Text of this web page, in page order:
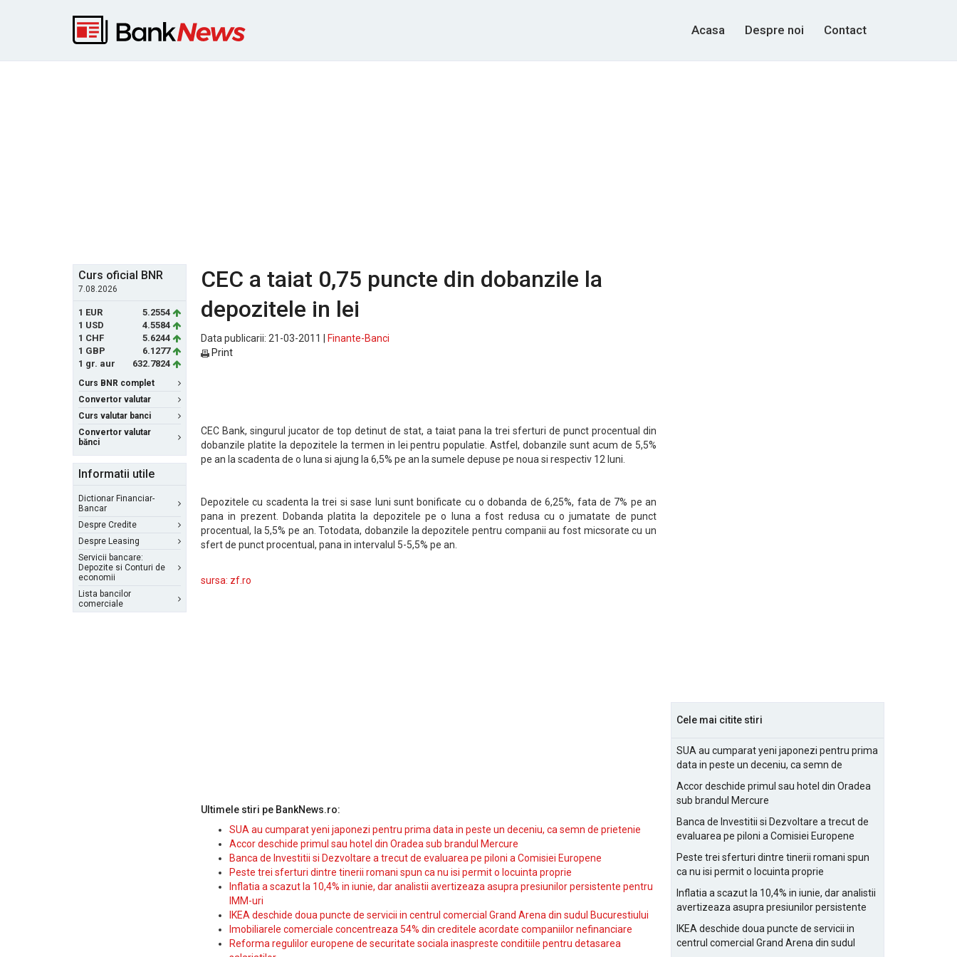
Acasa Despre noi Contact
Curs oficial BNR
7.08.2026
1 EUR
5.2554
1 USD
4.5584
1 CHF
5.6244
1 GBP
6.1277
1 gr. aur
632.7824
Curs BNR complet
Convertor valutar
Curs valutar banci
Convertor valutar
bănci
Informatii utile
Dictionar Financiar-
Bancar
Despre Credite
Despre Leasing
Servicii bancare:
Depozite si Conturi de
economii
Lista bancilor
comerciale
CEC a taiat 0,75 puncte din dobanzile la
depozitele in lei
Data publicarii: 21-03-2011 |
Finante-Banci
Print
CEC Bank, singurul jucator de top detinut de stat, a taiat pana la trei sferturi de punct procentual din
dobanzile platite la depozitele la termen in lei pentru populatie. Astfel, dobanzile sunt acum de 5,5%
pe an la scadenta de o luna si ajung la 6,5% pe an la sumele depuse pe noua si respectiv 12 luni.
Depozitele cu scadenta la trei si sase luni sunt bonificate cu o dobanda de 6,25%, fata de 7% pe an
pana in prezent. Dobanda platita la depozitele pe o luna a fost redusa cu o jumatate de punct
procentual, la 5,5% pe an. Totodata, dobanzile la depozitele pentru companii au fost micsorate cu un
sfert de punct procentual, pana in intervalul 5-5,5% pe an.
sursa: zf.ro
Ultimele stiri pe BankNews.ro:
SUA au cumparat yeni japonezi pentru prima data in peste un deceniu, ca semn de prietenie
Accor deschide primul sau hotel din Oradea sub brandul Mercure
Banca de Investitii si Dezvoltare a trecut de evaluarea pe piloni a Comisiei Europene
Peste trei sferturi dintre tinerii romani spun ca nu isi permit o locuinta proprie
Inflatia a scazut la 10,4% in iunie, dar analistii avertizeaza asupra presiunilor persistente pentru
IMM-uri
IKEA deschide doua puncte de servicii in centrul comercial Grand Arena din sudul Bucurestiului
Imobiliarele comerciale concentreaza 54% din creditele acordate companiilor nefinanciare
Reforma regulilor europene de securitate sociala inaspreste conditiile pentru detasarea
Cele mai citite stiri
SUA au cumparat yeni japonezi pentru prima
data in peste un deceniu, ca semn de
Accor deschide primul sau hotel din Oradea
sub brandul Mercure
Banca de Investitii si Dezvoltare a trecut de
evaluarea pe piloni a Comisiei Europene
Peste trei sferturi dintre tinerii romani spun
ca nu isi permit o locuinta proprie
Inflatia a scazut la 10,4% in iunie, dar analistii
avertizeaza asupra presiunilor persistente
IKEA deschide doua puncte de servicii in
centrul comercial Grand Arena din sudul